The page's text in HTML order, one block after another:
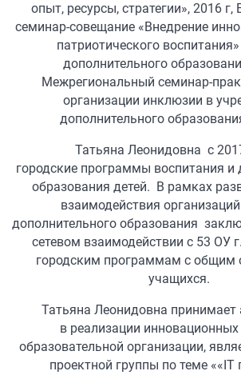
опыт, ресурсы, стратегии», 2016 г,
семинар-совещание «Внедрение
патриотического
дополнительного
Межрегиональный семинар-
организации инклюзии в
дополнительного
Татьяна Леонидовна с 2017
городские программы воспитания и
образования детей. В рамках
взаимодействия
дополнительного образования
сетевом взаимодействии с 53 ОУ
городским программам с общим
учащихся.
Татьяна Леонидовна принимает
в реализации
образовательной организации,
проектной группы по теме